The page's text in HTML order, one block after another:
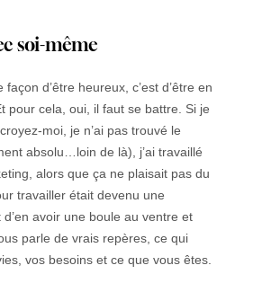
soi-même
d’être heureux, c’est d’être en
pour cela, oui, il faut se battre. Si je
moi, je n’ai pas trouvé le
absolu…loin de là), j’ai travaillé
alors que ça ne plaisait pas du
travailler était devenu une
avoir une boule au ventre et
parle de vrais repères, ce qui
vos besoins et ce que vous êtes.